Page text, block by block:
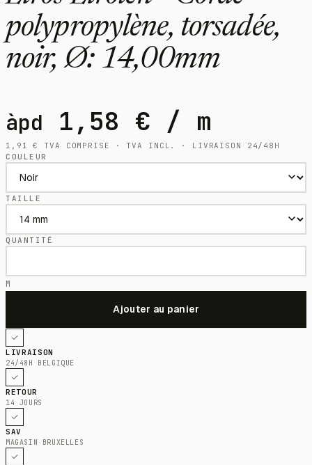
polypropylène, torsadée,
noir, Ø: 14,00mm
àpd 1,58 € / m
1,91€
TVA COMPRISE · TVA INCL. · LIVRAISON 24/48H
COULEUR
TAILLE
QUANTITÉ
M
LIVRAISON
24/48H BELGIQUE
RETOUR
14 JOURS
SAV
MAGASIN BRUXELLES